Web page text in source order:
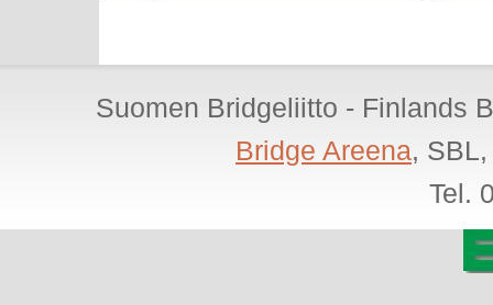
Suomen Bridgeliitto - Finlands
Bridge Areena,
Tel.